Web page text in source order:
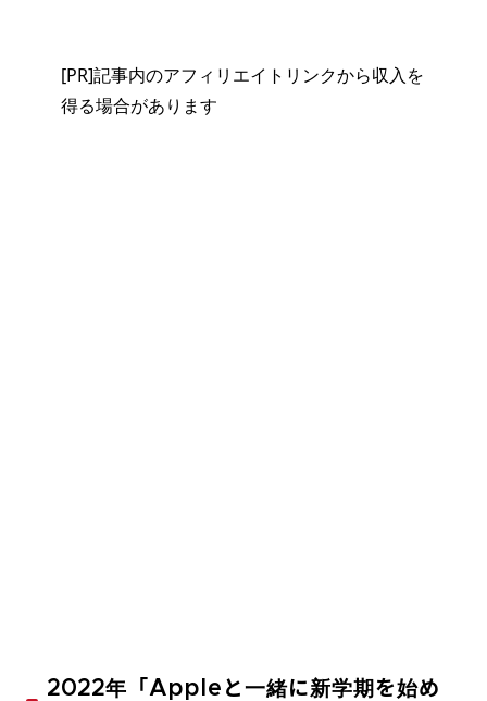
[PR]記事内のアフィリエイトリンクから収入を
得る場合があります
2022年「Appleと一緒に新学期を始め